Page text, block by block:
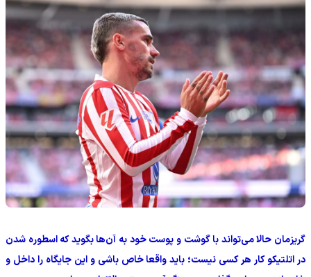
گریزمان حالا می‌تواند با گوشت و پوست خود به آن‌ها بگوید که اسطوره شدن
در اتلتیکو کار هر کسی نیست؛ باید واقعا خاص باشی و این جایگاه را داخل و